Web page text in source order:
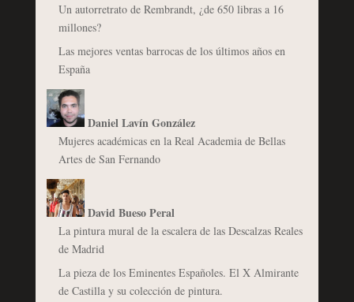
Un autorretrato de Rembrandt, ¿de 650 libras a 16
millones?
Las mejores ventas barrocas de los últimos años en
España
Daniel Lavín González
Mujeres académicas en la Real Academia de Bellas
Artes de San Fernando
David Bueso Peral
La pintura mural de la escalera de las Descalzas Reales
de Madrid
La pieza de los Eminentes Españoles. El X Almirante
de Castilla y su colección de pintura.